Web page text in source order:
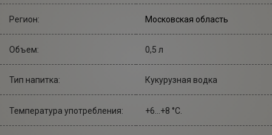
Регион: Московская область
Объем: 0,5 л
Тип напитка: Кукурузная водка
Температура употребления: +6...+8 °С.